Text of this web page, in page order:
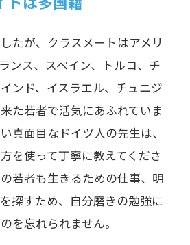
たが、クラスメートはアメリ
ンス、スペイン、トルコ、チ
ンド、イスラエル、チュニジ
た若者で活気にあふれていま
真面目なドイツ人の先生は、
を使って丁寧に教えてくださ
若者も生きるための仕事、明
探すため、自分磨きの勉強に
を忘れられません。